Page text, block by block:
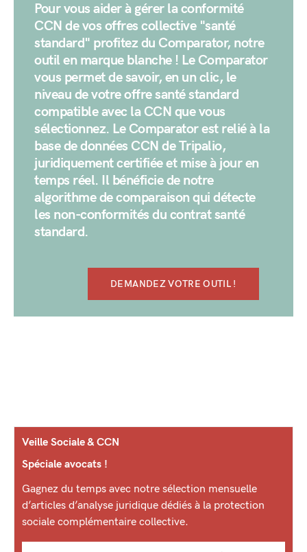
Pour vous aider à gérer la conformité
CCN de vos offres collective "santé
standard" profitez du Comparator, notre
outil en marque blanche ! Le Comparator
vous permet de savoir, en un clic, le
niveau de votre offre santé standard
compatible avec la CCN que vous
sélectionnez. Le Comparator est relié à la
base de données CCN de Tripalio,
juridiquement certifiée et mise à jour en
temps réel. Il bénéficie de notre
algorithme de comparaison qui détecte
les non-conformités du contrat santé
standard.
DEMANDEZ VOTRE OUTIL !
Veille Sociale & CCN
Spéciale avocats !
Gagnez du temps avec notre sélection mensuelle
d’articles d’analyse juridique dédiés à la protection
sociale complémentaire collective.